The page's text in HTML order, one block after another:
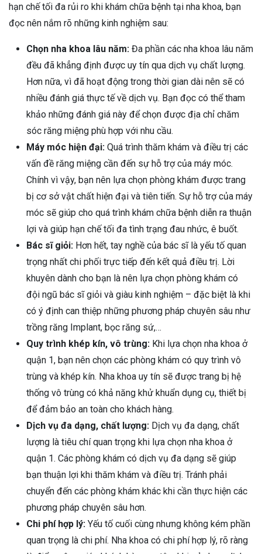
hạn chế tối đa rủi ro khi khám chữa bệnh tại nha khoa, bạn
đọc nên nắm rõ những kinh nghiệm sau:
Chọn nha khoa lâu năm: Đa phần các nha khoa lâu năm
đều đã khẳng định được uy tín qua dịch vụ chất lượng.
Hơn nữa, vì đã hoạt động trong thời gian dài nên sẽ có
nhiều đánh giá thực tế về dịch vụ. Bạn đọc có thể tham
khảo những đánh giá này để chọn được địa chỉ chăm
sóc răng miệng phù hợp với nhu cầu.
Máy móc hiện đại: Quá trình thăm khám và điều trị các
vấn đề răng miệng cần đến sự hỗ trợ của máy móc.
Chính vì vậy, bạn nên lựa chọn phòng khám được trang
bị cơ sở vật chất hiện đại và tiên tiến. Sự hỗ trợ của máy
móc sẽ giúp cho quá trình khám chữa bệnh diễn ra thuận
lợi và giúp hạn chế tối đa tình trạng đau nhức, ê buốt.
Bác sĩ giỏi: Hơn hết, tay nghề của bác sĩ là yếu tố quan
trọng nhất chi phối trực tiếp đến kết quả điều trị. Lời
khuyên dành cho bạn là nên lựa chọn phòng khám có
đội ngũ bác sĩ giỏi và giàu kinh nghiệm – đặc biệt là khi
có ý định can thiệp những phương pháp chuyên sâu như
trồng răng Implant, bọc răng sứ,…
Quy trình khép kín, vô trùng: Khi lựa chọn nha khoa ở
quận 1, bạn nên chọn các phòng khám có quy trình vô
trùng và khép kín. Nha khoa uy tín sẽ được trang bị hệ
thống vô trùng có khả năng khử khuẩn dụng cụ, thiết bị
để đảm bảo an toàn cho khách hàng.
Dịch vụ đa dạng, chất lượng: Dịch vụ đa dạng, chất
lượng là tiêu chí quan trọng khi lựa chọn nha khoa ở
quận 1. Các phòng khám có dịch vụ đa dạng sẽ giúp
bạn thuận lợi khi thăm khám và điều trị. Tránh phải
chuyển đến các phòng khám khác khi cần thực hiện các
phương pháp chuyên sâu hơn.
Chi phí hợp lý: Yếu tố cuối cùng nhưng không kém phần
quan trọng là chi phí. Nha khoa có chi phí hợp lý, rõ ràng